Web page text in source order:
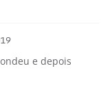
e depois